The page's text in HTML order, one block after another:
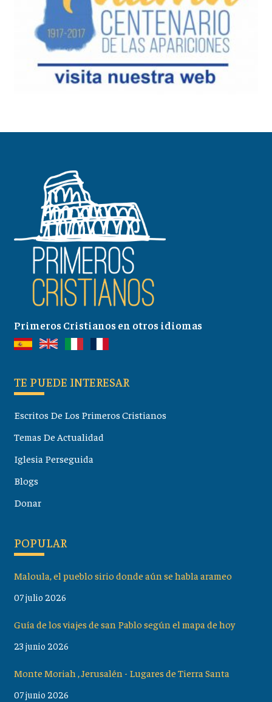
Primeros Cristianos en otros idiomas
TE PUEDE INTERESAR
Escritos De Los Primeros Cristianos
Temas De Actualidad
Iglesia Perseguida
Blogs
Donar
POPULAR
Maloula, el pueblo sirio donde aún se habla arameo
07 julio 2026
Guía de los viajes de san Pablo según el mapa de hoy
23 junio 2026
Monte Moriah , Jerusalén - Lugares de Tierra Santa
07 junio 2026